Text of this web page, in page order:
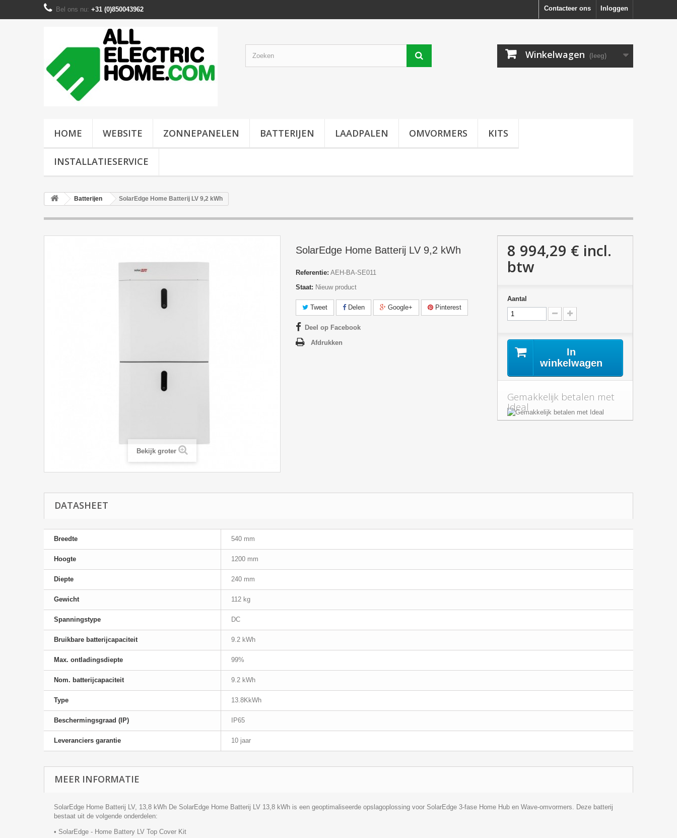
Inloggen
Contacteer ons
Bel ons nu: +31 (0)850043962
Winkelwagen (leeg)
HOME WEBSITE ZONNEPANELEN BATTERIJEN LAADPALEN OMVORMERS KITS
INSTALLATIESERVICE
Batterijen SolarEdge Home Batterij LV 9,2 kWh
Bekijk groter
SolarEdge Home Batterij LV 9,2 kWh
Referentie: AEH-BA-SE011
Staat: Nieuw product
Tweet Delen Google+ Pinterest
Deel op Facebook
Afdrukken
8 994,29 € incl.
btw
Aantal
In
winkelwagen
Gemakkelijk betalen met
Ideal
DATASHEET
Breedte 540 mm
Hoogte 1200 mm
Diepte 240 mm
Gewicht 112 kg
Spanningstype DC
Bruikbare batterijcapaciteit 9.2 kWh
Max. ontladingsdiepte 99%
Nom. batterijcapaciteit 9.2 kWh
Type 13.8KkWh
Beschermingsgraad (IP) IP65
Leveranciers garantie 10 jaar
MEER INFORMATIE
SolarEdge Home Batterij LV, 13,8 kWh De SolarEdge Home Batterij LV 13,8 kWh is een geoptimaliseerde opslagoplossing voor SolarEdge 3-fase Home Hub en Wave-omvormers. Deze batterij
bestaat uit de volgende onderdelen:
• SolarEdge - Home Battery LV Top Cover Kit